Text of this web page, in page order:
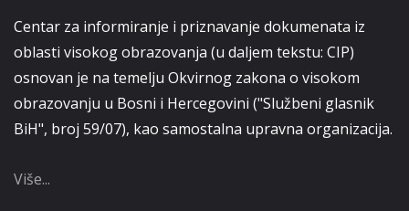
Centar za informiranje i priznavanje dokumenata iz
oblasti visokog obrazovanja (u daljem tekstu: CIP)
osnovan je na temelju Okvirnog zakona o visokom
obrazovanju u Bosni i Hercegovini ("Službeni glasnik
BiH", broj 59/07), kao samostalna upravna organizacija.
Više...